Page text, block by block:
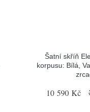
Šatní skříň
korpusu: Bílá,
10 590 Kč